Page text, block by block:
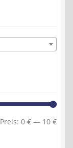
Min.
Max.
Preis: 0 € — 10 €